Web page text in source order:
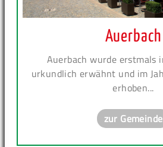
Auerbach
Auerbach wurde erstmals
urkundlich erwähnt und im
erhoben...
zur Gemeinde